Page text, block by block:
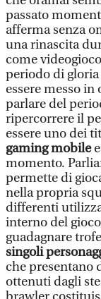
passato
afferma senza
una rinascita
come
periodo di
essere messo
parlare del
ripercorrere il
essere uno dei
gaming mobile
momento.
permette di
nella propria
differenti
interno del
guadagnare
singoli
che presentano
ottenuti dagli